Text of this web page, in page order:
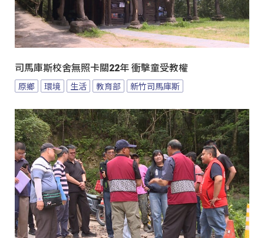
司馬庫斯校舍無照卡關22年 衝擊童受教權
原鄉 環境 生活 教育部 新竹司馬庫斯